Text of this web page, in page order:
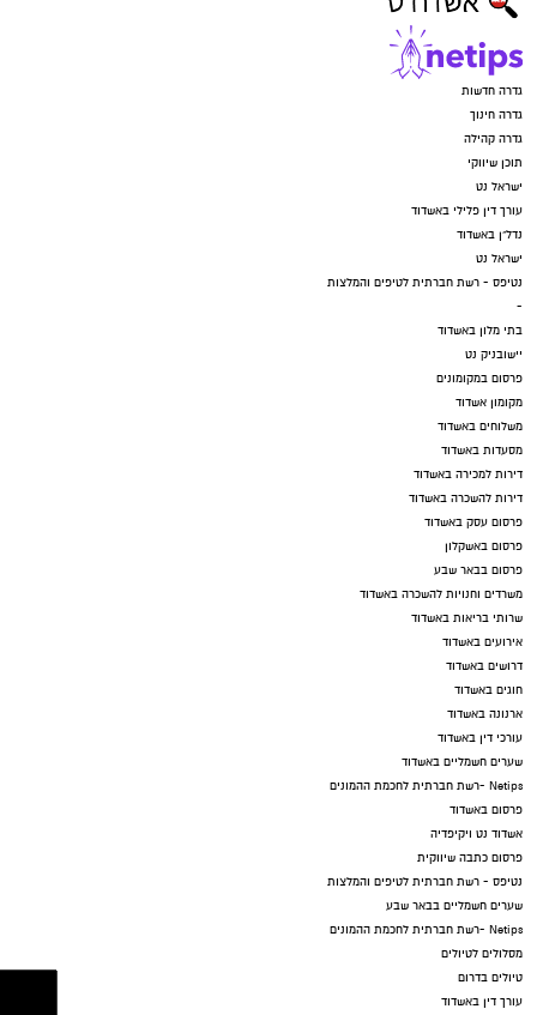
גדרה חדשות
גדרה חינוך
גדרה קהילה
תוכן שיווקי
ישראל נט
עורך דין פלילי באשדוד
נדל"ן באשדוד
ישראל נט
נטיפס - רשת חברתית לטיפים והמלצות
-
בתי מלון באשדוד
יישובניק נט
פרסום במקומונים
מקומון אשדוד
משלוחים באשדוד
מסעדות באשדוד
דירות למכירה באשדוד
דירות להשכרה באשדוד
פרסום עסק באשדוד
פרסום באשקלון
פרסום בבאר שבע
משרדים וחנויות להשכרה באשדוד
שרותי בריאות באשדוד
אירועים באשדוד
דרושים באשדוד
חוגים באשדוד
ארנונה באשדוד
עורכי דין באשדוד
שערים חשמליים באשדוד
Netips -רשת חברתית לחכמת ההמונים
פרסום באשדוד
אשדוד נט ויקיפדיה
פרסום כתבה שיווקית
נטיפס - רשת חברתית לטיפים והמלצות
שערים חשמליים בבאר שבע
Netips -רשת חברתית לחכמת ההמונים
מסלולים לטיולים
טיולים בדרום
עורך דין באשדוד